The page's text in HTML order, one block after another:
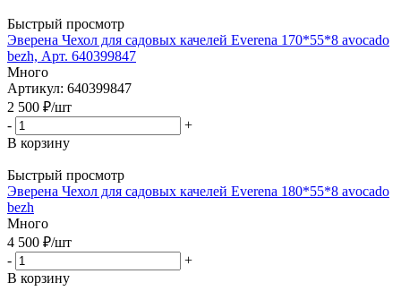
Быстрый просмотр
Эверена Чехол для садовых качелей Everena 170*55*8 avocado
bezh, Арт. 640399847
Много
Артикул: 640399847
2 500 ₽/шт
-
+
В корзину
Быстрый просмотр
Эверена Чехол для садовых качелей Everena 180*55*8 avocado
bezh
Много
4 500 ₽/шт
-
+
В корзину